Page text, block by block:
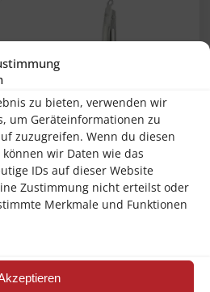
zu bieten, verwenden wir
um Geräteinformationen zu
zuzugreifen. Wenn du diesen
wir Daten wie das
IDs auf dieser Website
Zustimmung nicht erteilst oder
Merkmale und Funktionen
Rösle Gourmet-Zange
Grill-Zange aus
Edelstahl und Silikon
30cm NEU
inkl. 19 % MwSt.